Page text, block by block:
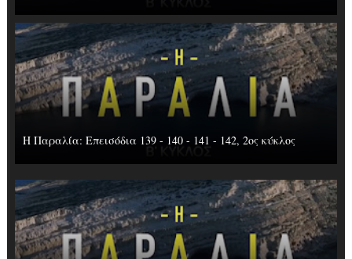
Η Παραλία: Επεισόδια 139 - 140 - 141 - 142, 2ος κύκλος